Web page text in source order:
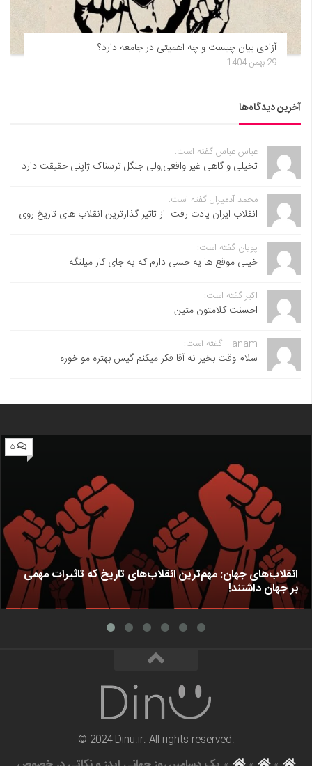
آزادی بیان چیست و چه اهمیتی در جامعه دارد؟
29 بهمن 1404
آخرین دیدگاه‌ها
عباس عباس گفته است:
تخیلی و گاهی غیر واقعی,ولی جنگل ترسناک ژاپنی حقیقت دارد
محمد آدمیرال گفته است:
انقلاب ایران یادت رفت. از تاثیر گذارترین انقلاب های تاریخ روی...
پویان گفته است:
خیلی موقع ها یه حسی دارم که یه جای کار میلنگه...
اکبر گفته است:
احسنت ‌کلامتون متین
Hanam گفته است:
سلام وقت بخیر نه آقا فکر میکنم گیس بهتره مو خوره...
۵
انقلاب‌های جهان: مهم‌ترین انقلاب‌های تاریخ که تاثیرات مهمی
بر جهان داشتند!
© 2024 Dinu.ir. All rights reserved.